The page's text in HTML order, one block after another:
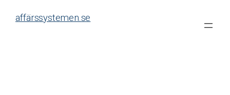
affärssystemen.se